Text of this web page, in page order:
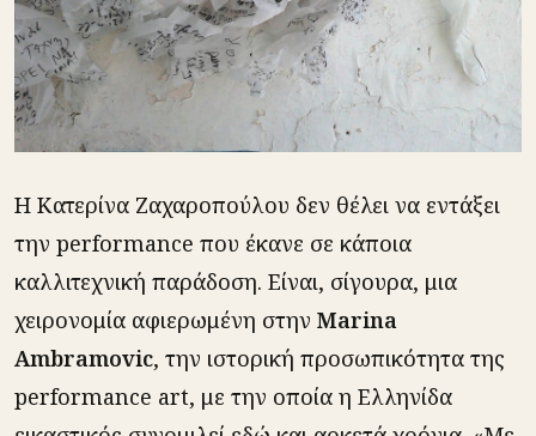
Η Κατερίνα Ζαχαροπούλου δεν θέλει να εντάξει
την performance που έκανε σε κάποια
καλλιτεχνική παράδοση. Είναι, σίγουρα, μια
χειρονομία αφιερωμένη στην Marina
Ambramovic, την ιστορική προσωπικότητα της
performance art, με την οποία η Ελληνίδα